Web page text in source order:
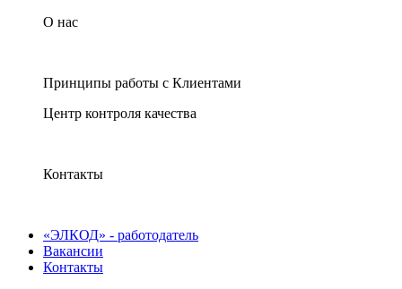
О нас
Принципы работы с Клиентами
Центр контроля качества
Контакты
«ЭЛКОД» - работодатель
Вакансии
Контакты